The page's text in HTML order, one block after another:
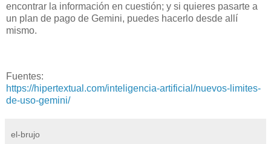
encontrar la información en cuestión; y si quieres pasarte a
un plan de pago de Gemini, puedes hacerlo desde allí
mismo.
Fuentes:
https://hipertextual.com/inteligencia-artificial/nuevos-limites-
de-uso-gemini/
el-brujo